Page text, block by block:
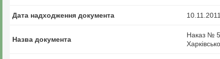
Дата надходження документа
Назва документа
Наказ №